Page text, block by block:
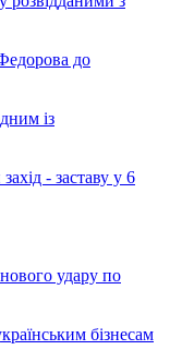
до
із
- заставу у 6
удару по
бізнесам